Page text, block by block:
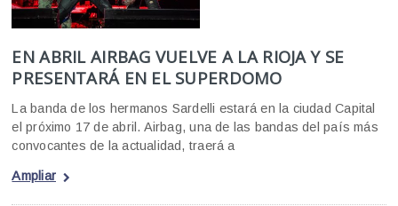
EN ABRIL AIRBAG VUELVE A LA RIOJA Y SE
PRESENTARÁ EN EL SUPERDOMO
La banda de los hermanos Sardelli estará en la ciudad Capital
el próximo 17 de abril. Airbag, una de las bandas del país más
convocantes de la actualidad, traerá a
Ampliar